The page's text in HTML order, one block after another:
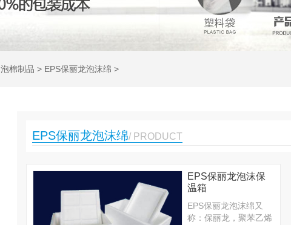
泡棉制品 > EPS保丽龙泡沫绵 >
EPS保丽龙泡沫绵/ PRODUCT
EPS保丽龙泡沫保
温箱
EPS保丽龙泡沫绵又
称：保丽龙，聚苯乙烯